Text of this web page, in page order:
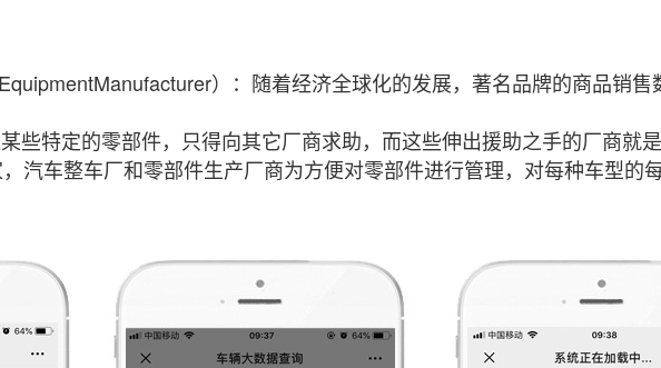
）：随着经济全球化的发展，著名品牌的商品销
些特定的零部件，只得向其它厂商求助，而这些伸出援助之手的厂商就
汽车整车厂和零部件生产厂商为方便对零部件进行管理，对每种车型的